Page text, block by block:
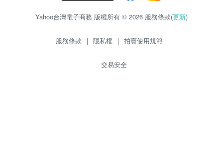
Yahoo台灣電子商務 版權所有 © 2026 服務條款(更新)
服務條款 | 隱私權 | 拍賣使用規範
交易安全